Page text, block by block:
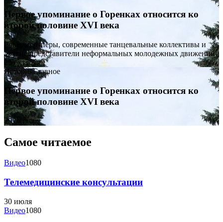
Первое упоминание о Горенках относится ко
второй половине XVI века
Рокеры, рэперы, современные танцевальные коллективы и
другие представители неформальных молодежных движений
25 октября
ИсторияГлавное
Первое упоминание о Горенках относится ко
второй половине XVI века
25 октября
Самое читаемое
Видео1080
Телемедицинские консультации
30 июля
Видео1080